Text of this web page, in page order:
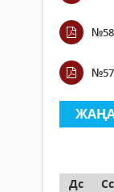
№58
№57
Дс
Сс